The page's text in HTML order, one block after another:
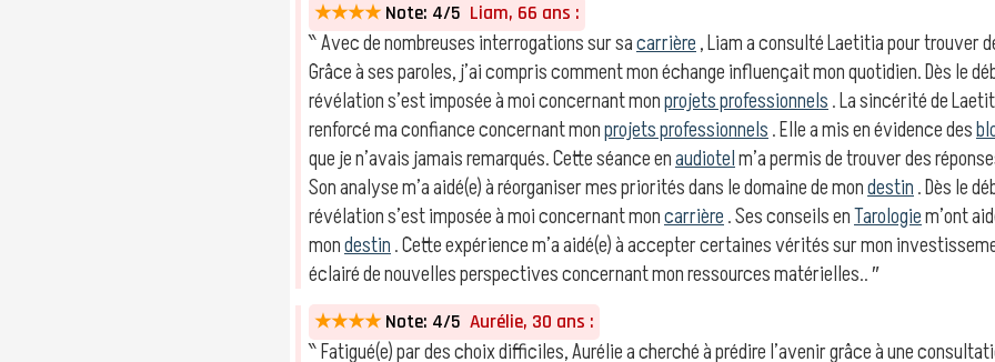
★★★★ Note: 4/5 Liam, 66 ans :
‶ Avec de nombreuses interrogations sur sacarrière, Liam a consulté Laetitia pour trouver
Grâce à ses paroles, j’ai compris comment mon échange influençait mon quotidien. Dès le
révélation s’est imposée à moi concernant monprojets professionnels. La sincérité de
renforcé ma confiance concernant monprojets professionnels. Elle a mis en évidence des
que je n’avais jamais remarqués. Cette séance enaudiotelm’a permis de trouver des
Son analyse m’a aidé(e) à réorganiser mes priorités dans le domaine de mondestin. Dès le
révélation s’est imposée à moi concernant moncarrière. Ses conseils enTarologiem’ont
mondestin. Cette expérience m’a aidé(e) à accepter certaines vérités sur mon
éclairé de nouvelles perspectives concernant mon ressources matérielles.. ″
★★★★ Note: 4/5 Aurélie, 30 ans :
‶ Fatigué(e) par des choix difficiles, Aurélie a cherché à prédire l’avenir grâce à une